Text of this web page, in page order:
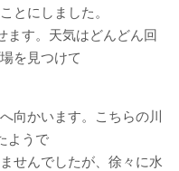
とにしました。
ます。天気はどんどん回
を見つけて
向かいます。こちらの川
ようで
せんでしたが、徐々に水